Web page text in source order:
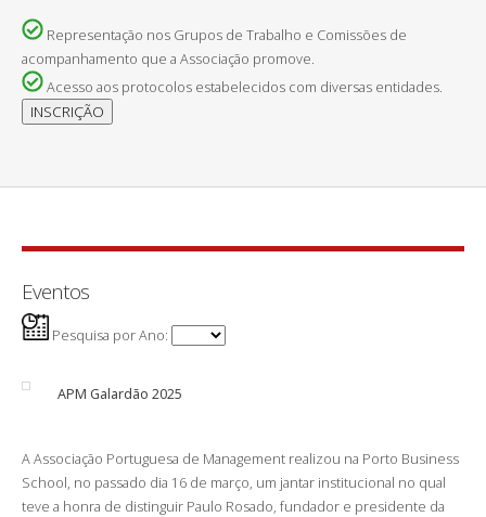
Representação nos Grupos de Trabalho e Comissões de
acompanhamento que a Associação promove.
Acesso aos protocolos estabelecidos com diversas entidades.
Eventos
Pesquisa por Ano:
APM Galardão 2025
A Associação Portuguesa de Management realizou na Porto Business
School, no passado dia 16 de março, um jantar institucional no qual
teve a honra de distinguir Paulo Rosado, fundador e presidente da